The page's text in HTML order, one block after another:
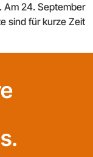
Am 24. September
sind für kurze Zeit